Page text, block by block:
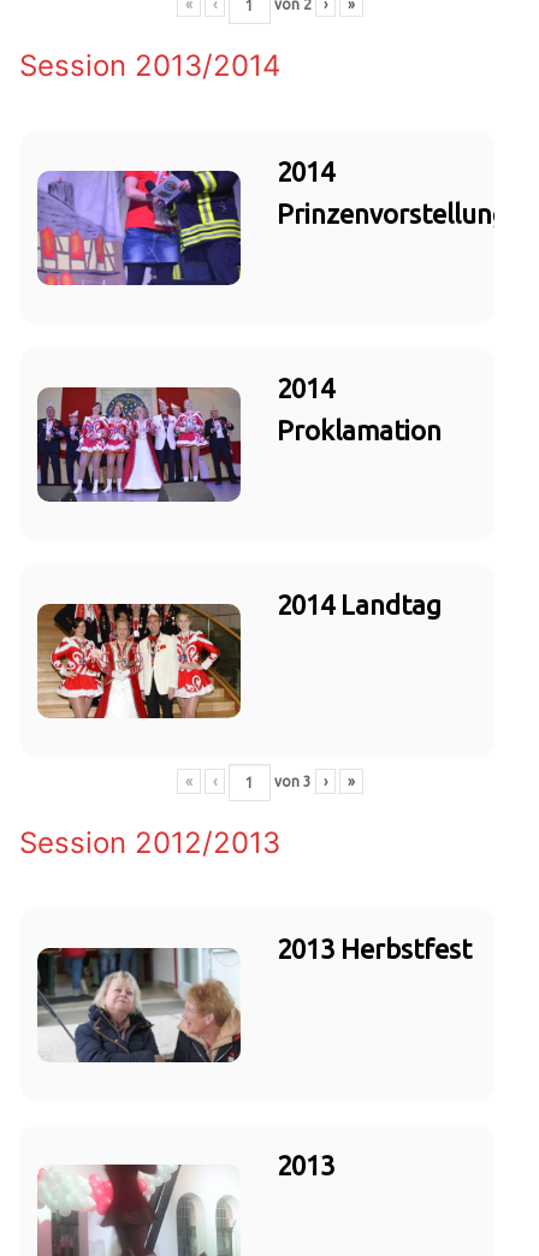
« ‹ von 2 › »
Session 2013/2014
2014
Prinzenvorstellung
2014
Proklamation
2014 Landtag
« ‹ von 3 › »
Session 2012/2013
2013 Herbstfest
2013